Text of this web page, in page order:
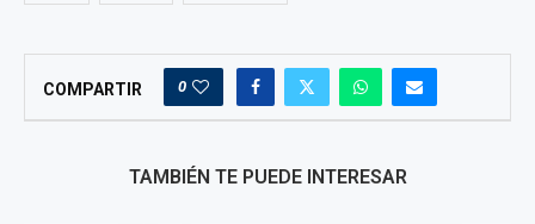
COMPARTIR 0
TAMBIÉN TE PUEDE INTERESAR